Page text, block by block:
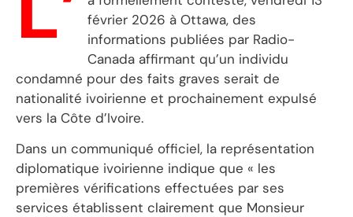
février 2026 à Ottawa, des
informations publiées par Radio-
Canada affirmant qu’un individu
condamné pour des faits graves serait de
nationalité ivoirienne et prochainement expulsé
vers la Côte d’Ivoire.
Dans un communiqué officiel, la représentation
diplomatique ivoirienne indique que « les
premières vérifications effectuées par ses
services établissent clairement que Monsieur